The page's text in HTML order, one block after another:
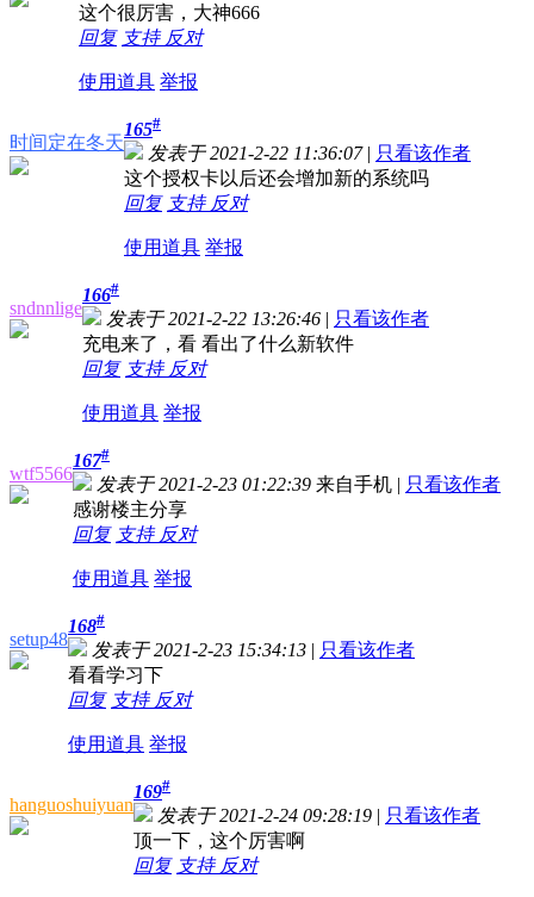
这个很厉害，大神666
回复 支持 反对
使用道具 举报
时间定在冬天
165#
发表于 2021-2-22 11:36:07 | 只看该作者
这个授权卡以后还会增加新的系统吗
回复 支持 反对
使用道具 举报
sndnnlige
166#
发表于 2021-2-22 13:26:46 | 只看该作者
充电来了，看 看出了什么新软件
回复 支持 反对
使用道具 举报
wtf5566
167#
发表于 2021-2-23 01:22:39 来自手机 | 只看该作者
感谢楼主分享
回复 支持 反对
使用道具 举报
setup48
168#
发表于 2021-2-23 15:34:13 | 只看该作者
看看学习下
回复 支持 反对
使用道具 举报
hanguoshuiyuan
169#
发表于 2021-2-24 09:28:19 | 只看该作者
顶一下，这个厉害啊
回复 支持 反对